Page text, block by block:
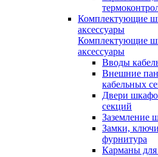
Комплектующие
аксессуары
Комплектующие
аксессуары
Вводы
Внешние
кабельных
Двери
секций
Заземление
Замки,
фурнитура
Карманы